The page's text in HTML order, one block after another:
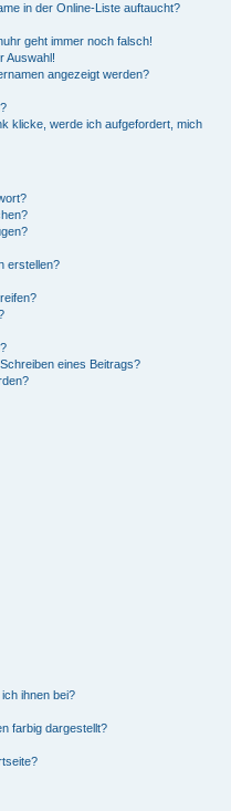
in der Online-Liste auftaucht?
geht immer noch falsch!
Auswahl!
angezeigt werden?
klicke, werde ich aufgefordert, mich
erstellen?
eines Beitrags?
ihnen bei?
farbig dargestellt?